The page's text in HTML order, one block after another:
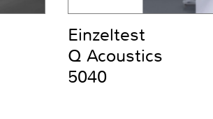
Einzeltest
Q Acoustics
5040